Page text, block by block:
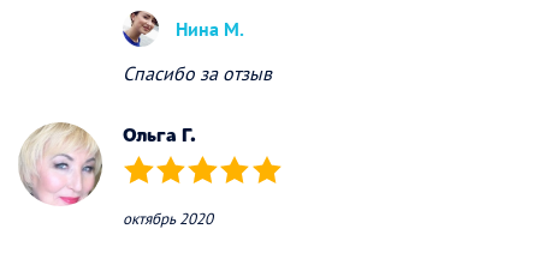
Нина М.
Спасибо за отзыв
Ольга Г.
(*) (*) (*) (*) (*)
октябрь 2020